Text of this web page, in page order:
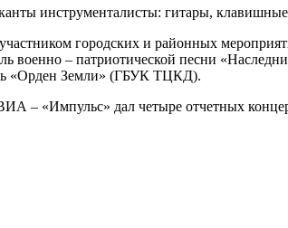
инструменталисты: гитары,
городских и районных
военно – патриотической песни
«Орден Земли» (ГБУК ТЦКД).
– «Импульс» дал четыре отчетных